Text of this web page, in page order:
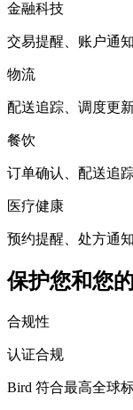
金融科技
交易提醒、账户通
物流
配送追踪、调度更
餐饮
订单确认、配送追
医疗健康
预约提醒、处方通
保护您和您的
合规性
认证合规
Bird 符合最高全球标